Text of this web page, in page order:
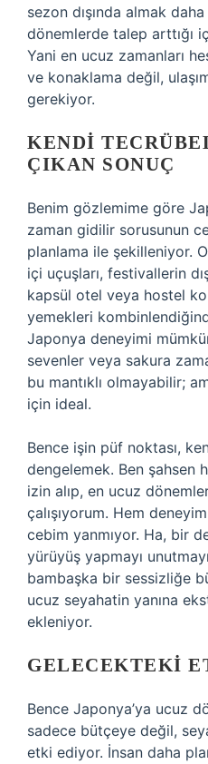
sezon dışında almak daha
dönemlerde talep arttığı
Yani en ucuz zamanları
ve konaklama değil,
gerekiyor.
KENDI
ÇIKAN SONUÇ
Benim gözlemime göre
zaman gidilir sorusunun
planlama ile şekilleniyor.
içi uçuşları, festivallerin
kapsül otel veya hostel
yemekleri
Japonya deneyimi
sevenler veya sakura
bu mantıklı olmayabilir;
için ideal.
Bence işin püf noktası,
dengelemek. Ben şahsen
izin alıp, en ucuz
çalışıyorum. Hem
cebim yanmıyor. Ha, bir
yürüyüş yapmayı
bambaşka bir sessizliğe
ucuz seyahatin yanına
ekleniyor.
GELECEKTEKI
Bence Japonya’ya ucuz
sadece bütçeye değil,
etki ediyor. İnsan daha